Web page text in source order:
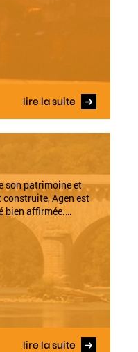
lire la suite
son patrimoine et
construite, Agen est
bien affirmée.…
lire la suite